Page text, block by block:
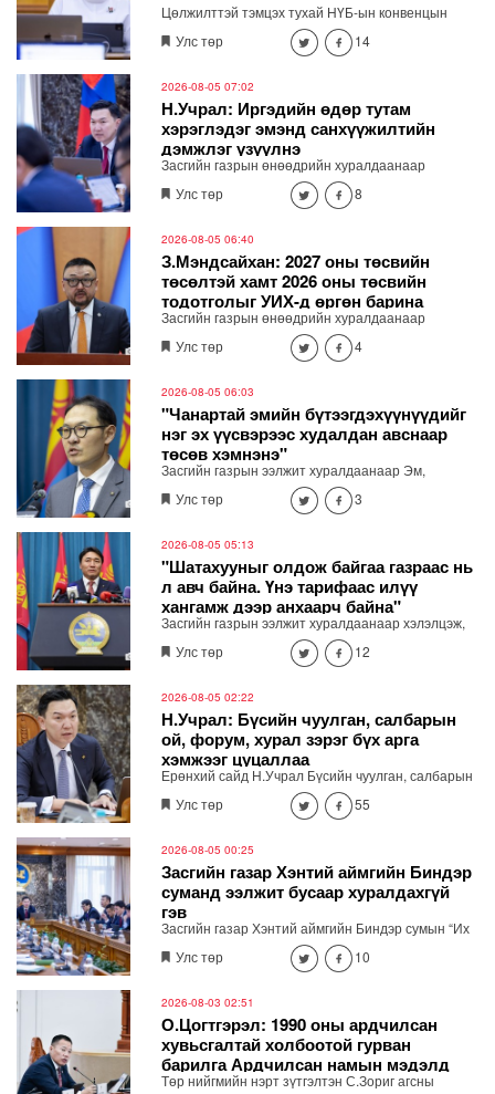
Цөлжилттэй тэмцэх тухай НҮБ-ын конвенцын
талуудын 17 дугаар /COP17/ бага хуралд Монгол
Улсаас дэвшүүлэх үндэсний стратегийн баримт
Засгийн газрын хуралдаанд танилцууллаа.
Улс төр 14
2026-08-05 07:02
Н.Учрал: Иргэдийн өдөр тутам
хэрэглэдэг эмэнд санхүүжилтийн
дэмжлэг үзүүлнэ
Засгийн газрын өнөөдрийн хуралдаанаар
Ерөнхий сайд Н.Учрал Эрүүл мэндийн даатгалын
хөнгөлөлттэй эмийн жагсаалтыг шинэчилж,
санхүүжилтийн дэмжлэг үзүүлэх шийдвэр
гаргалаа.
Улс төр 8
2026-08-05 06:40
З.Мэндсайхан: 2027 оны төсвийн
төсөлтэй хамт 2026 оны төсвийн
тодотголыг УИХ-д өргөн барина
Засгийн газрын өнөөдрийн хуралдаанаар
хэмнэлт, хүнсний нийлүүлэлт, бүртгэлжүүлэх,
хяналт сайжруулалтын асуудлаар гаргасан
танилцууллаа. 2027 оны төсвийн төсөлтэй хамт
2026 оны төсвийн тодотголыг УИХ-д өргөн
барина
Улс төр 4
2026-08-05 06:03
"Чанартай эмийн бүтээгдэхүүнүүдийг
нэг эх үүсвэрээс худалдан авснаар
төсөв хэмнэнэ"
Засгийн газрын ээлжит хуралдаанаар Эм,
эмнэлгийн хэрэглэгдэхүүн, биобэлдмэл, вакциныг
нэг эх үүсвэрээс худалдан авах журмыг баталжээ.
Улс төр 3
2026-08-05 05:13
"Шатахууныг олдож байгаа газраас нь
л авч байна. Үнэ тарифаас илүү
хангамж дээр анхаарч байна"
Засгийн газрын ээлжит хуралдаанаар хэлэлцэж,
шийдвэрлэсэн асуудлыг танилцуулж байна.
Улс төр 12
2026-08-05 02:22
Н.Учрал: Бүсийн чуулган, салбарын
ой, форум, хурал зэрэг бүх арга
хэмжээг цуцаллаа
Ерөнхий сайд Н.Учрал Бүсийн чуулган, салбарын
ой, форум, хурал гээд бүх арга хэмжээг цуцалж
байна. Засгийн газрын зөвшөөрөлгүй гадаад
байгуулах шаардлагатай бол цахимаар хийнэ.
Хэмнэсэн төсөв өвөлжилтийн бэлтгэл, эрчим хүч,
шатахууны хангамж, иргэдийн амьдралд хэрэгтэй
ажлуудад зарцуулна" хэмээн мэдэгдлээ.
Улс төр 55
2026-08-05 00:25
Засгийн газар Хэнтий аймгийн Биндэр
суманд ээлжит бусаар хуралдахгүй
гэв
Засгийн газар Хэнтий аймгийн Биндэр сумын “Их
хуралдай” цогцолборт ээлжит бусаар хуралдахгүй
гэж мэдээллээ.
Улс төр 10
2026-08-03 02:51
О.Цогтгэрэл: 1990 оны ардчилсан
хувьсгалтай холбоотой гурван
барилга Ардчилсан намын мэдэлд
шилжсэн
Төр нийгмийн нэрт зүтгэлтэн С.Зориг агсны